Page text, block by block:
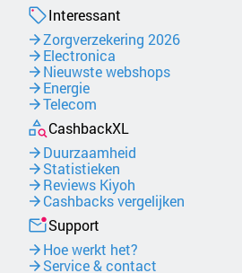
Interessant
Zorgverzekering 2026
Electronica
Nieuwste webshops
Energie
Telecom
CashbackXL
Duurzaamheid
Statistieken
Reviews Kiyoh
Cashbacks vergelijken
Support
Hoe werkt het?
Service & contact